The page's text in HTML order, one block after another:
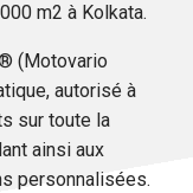
m2 à Kolkata.
(Motovario
autorisé à
sur toute la
ainsi aux
personnalisées.